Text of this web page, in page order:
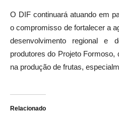
O DIF continuará atuando em
o compromisso de fortalecer a
desenvolvimento regional e
produtores do Projeto Formoso,
na produção de frutas,
Relacionado